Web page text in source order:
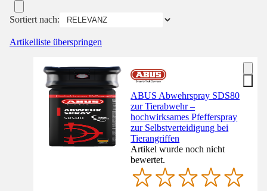
Sortiert nach:
Artikelliste überspringen
ABUS Abwehrspray SDS80
zur Tierabwehr –
hochwirksames Pfefferspray
zur Selbstverteidigung bei
Tierangriffen
Artikel wurde noch nicht
bewertet.